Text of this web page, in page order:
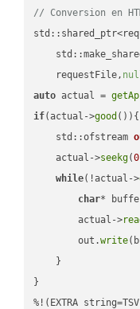
// Conversion en
    requestFile,
auto actual =
if(actual->good ()){
std::ofstream
    actual->
seekg(0
while(!actual->
char*
        actual->
        out.
write
    }
}
%!(EXTRA